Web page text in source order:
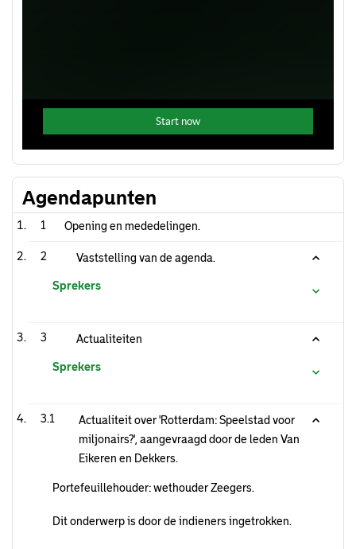
Agendapunten
1 Opening en mededelingen.
2 Vaststelling van de agenda.
Sprekers
3 Actualiteiten
Sprekers
3.1
Actualiteit over 'Rotterdam: Speelstad voor
miljonairs?', aangevraagd door de leden Van
Eikeren en Dekkers.
Portefeuillehouder: wethouder Zeegers.
Dit onderwerp is door de indieners ingetrokken.